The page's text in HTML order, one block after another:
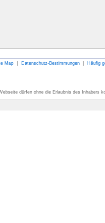
Map | Datenschutz-Bestimmungen | Häufig
dürfen ohne die Erlaubnis des Inhabers